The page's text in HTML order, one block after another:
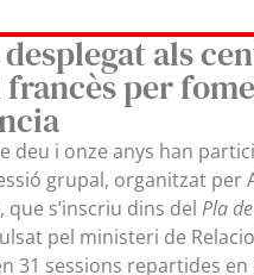
als
per
deu i onze anys han
grupal, organitzat per
que s’inscriu dins del Pla
pel ministeri de
31 sessions repartides